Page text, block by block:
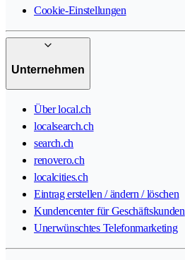
Cookie-Einstellungen
Unternehmen
Über local.ch
localsearch.ch
search.ch
renovero.ch
localcities.ch
Eintrag erstellen / ändern / löschen
Kundencenter für Geschäftskunden
Unerwünschtes Telefonmarketing